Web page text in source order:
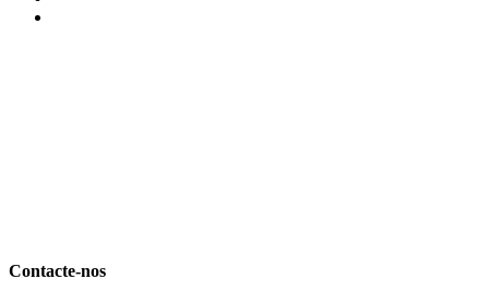
Contacte-nos